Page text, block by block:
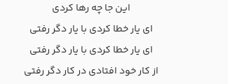
این جا چه رها کردی
ای یار خطا کردی با یار دگر رفتی
ای یار خطا کردی با یار دگر رفتی
از کار خود افتادی در کار دگر رفتی